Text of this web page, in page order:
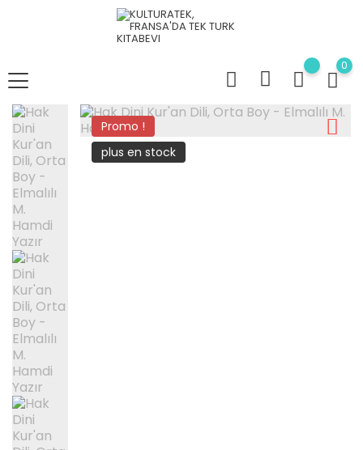
0
Promo !
plus en stock